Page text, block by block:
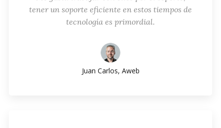
tener un soporte eficiente en estos tiempos de
tecnología es primordial.
Juan Carlos, Aweb